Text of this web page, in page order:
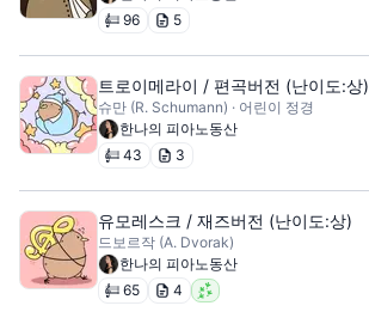
96 5
트로이메라이 / 편곡버전 (난이도:상)
슈만 (R. Schumann) · 어린이 정경
한나의 피아노동산
43 3
유모레스크 / 재즈버전 (난이도:상)
드보르작 (A. Dvorak)
한나의 피아노동산
65 4